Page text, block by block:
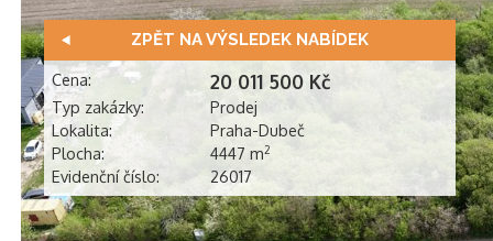
ZPĚT NA VÝSLEDEK NABÍDEK
Cena: 20 011 500 Kč
Typ zakázky:
Prodej
Lokalita:
Praha-Dubeč
Plocha:
4447 m2
Evidenční číslo: 26017